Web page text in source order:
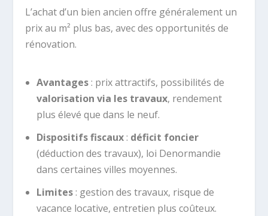
L’achat d’un bien ancien offre généralement un
prix au m² plus bas, avec des opportunités de
rénovation.
Avantages: prix attractifs, possibilités de
valorisation via les travaux, rendement
plus élevé que dans le neuf.
Dispositifs fiscaux: déficit foncier
(déduction des travaux), loi Denormandie
dans certaines villes moyennes.
Limites: gestion des travaux, risque de
vacance locative, entretien plus coûteux.